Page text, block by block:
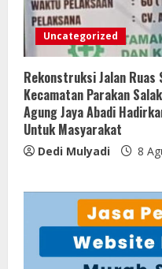
Uncategorized
Rekonstruksi Jalan Ruas
Kecamatan Parakan
Agung Jaya Abadi
Untuk Masyarakat
Dedi Mulyadi 8